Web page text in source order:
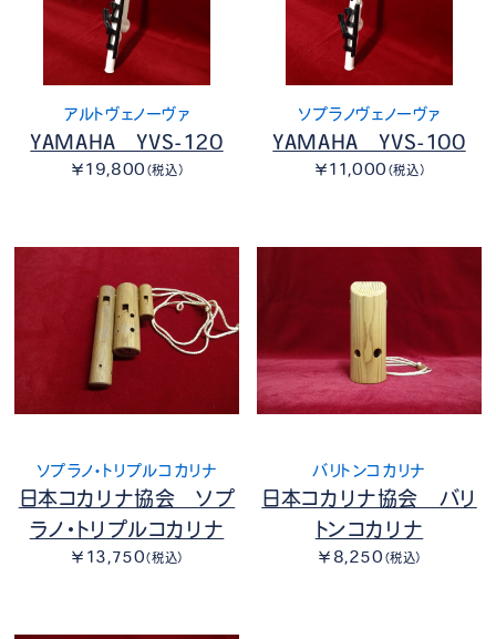
アルトヴェノーヴァ
YAMAHA YVS-120
￥19,800 （税込）
ソプラノヴェノーヴァ
YAMAHA YVS-100
￥11,000 （税込）
ソプラノ・トリプルコカリナ
日本コカリナ協会 ソプ
ラノ・トリプルコカリナ
￥13,750（税込）
バリトンコカリナ
日本コカリナ協会 バリ
トンコカリナ
￥8,250 （税込）